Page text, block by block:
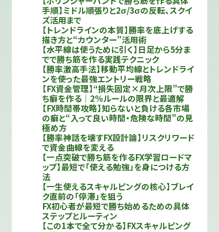
手順】ミドル順張りと2σ/3σの反転、スクイ
ズ活用まで
【トレンドラインの本質】勝率を底上げする
描き方と“カウンター”活用術
【水平線は使うために引く】日足から5分ま
でで勝ち筋を作る実践テクニック
【勝率激高手法】移動平均線とトレンドライ
ンを使った最強エントリー戦略
【FX資金管理】“損失固定×月次上限”で勝
ち癖を作る｜2%ルールの限界と最適解
【FX時間帯攻略】知らないと負ける各市場
の癖と“入って良い時間・危険な時間”の見
極め方
【勝率神話を壊すFX設計論】リスクリワード
で資金曲線を変える
【一点突破で勝ち筋を作るFX学習ロードマ
ップ】最短で「使える勉強」を身につける方
法
【一生使えるスキャルピングの核心】ブレイ
ク直前の「停滞」を狙う
FX初心者が最短で勝ち始めるための具体
ステップとルーティン
【この1本で全て分かる】FXスキャルピング